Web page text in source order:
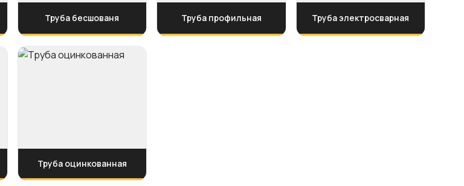
Труба бесшованя Труба профильная Труба электросварная
Труба оцинкованная